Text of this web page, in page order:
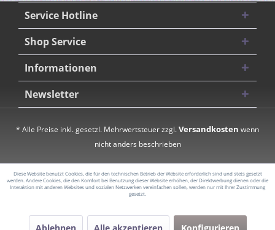
Service Hotline
Shop Service
Informationen
Newsletter
* Alle Preise inkl. gesetzl. Mehrwertsteuer zzgl.Versandkosten wenn
nicht anders beschrieben
Diese Website benutzt Cookies, die für den technischen Betrieb der Website erforderlich sind und stets gesetzt
werden. Andere Cookies, die den Komfort bei Benutzung dieser Website erhöhen, der Direktwerbung dienen oder die
Interaktion mit anderen Websites und sozialen Netzwerken vereinfachen sollen, werden nur mit Ihrer Zustimmung
gesetzt.